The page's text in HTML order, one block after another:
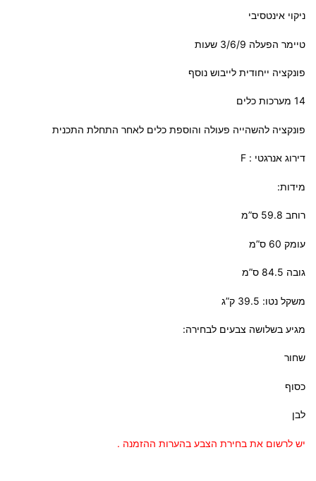
ניקוי אינטסיבי
טיימר הפעלה 3/6/9 שעות
פונקציה ייחודית לייבוש נוסף
14 מערכות כלים
פונקציה להשהייה פעולה והוספת כלים לאחר התחלת התכנית
דירוג אנרגטי : F
מידות:
רוחב 59.8 ס”מ
עומק 60 ס”מ
גובה 84.5 ס”מ
משקל נטו: 39.5 ק”ג
מגיע בשלושה צבעים לבחירה:
שחור
כסוף
לבן
יש לרשום את בחירת הצבע בהערות ההזמנה .